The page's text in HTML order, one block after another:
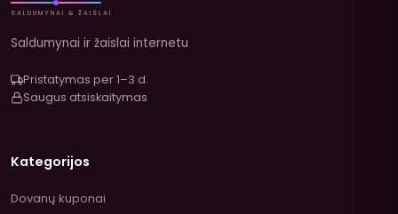
SALDUMYNAI & ŽAISLAI
Saldumynai ir žaislai internetu
Pristatymas per 1–3 d.
Saugus atsiskaitymas
Kategorijos
Dovanų kuponai